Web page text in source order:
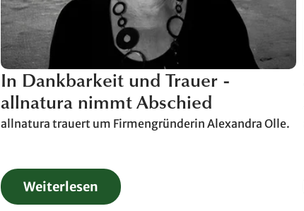
In Dankbarkeit und Trauer -
allnatura nimmt Abschied
allnatura trauert um Firmengründerin Alexandra Olle.
Weiterlesen